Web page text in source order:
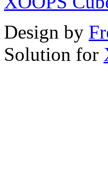
Design by
Solution for